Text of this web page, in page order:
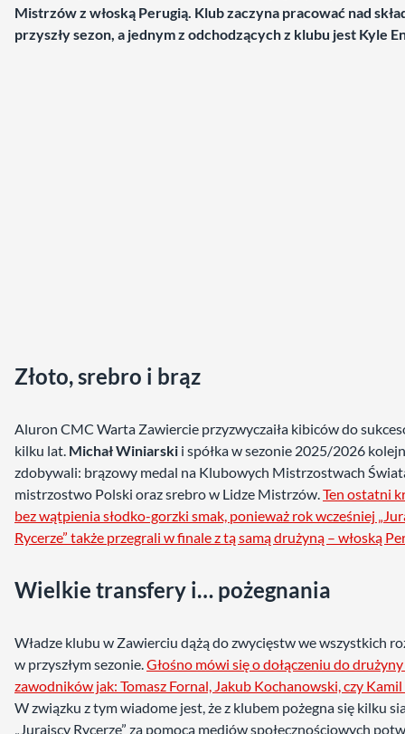
Mistrzów z włoską Perugią. Klub zaczyna pracować nad
przyszły sezon, a jednym z odchodzących z klubu jest Kyle
Złoto, srebro i brąz
Aluron CMC Warta Zawiercie przyzwyczaiła kibiców do
kilku lat. Michał Winiarski i spółka w sezonie 2025/2026
zdobywali: brązowy medal na Klubowych Mistrzostwach
mistrzostwo Polski oraz srebro w Lidze Mistrzów.Ten ostatni
bez wątpienia słodko-gorzki smak, ponieważ rok wcześniej
Rycerze” także przegrali w finale z tą samą drużyną – włoską
Wielkie transfery i… pożegnania
Władze klubu w Zawierciu dążą do zwycięstw we wszystkich
w przyszłym sezonie.Głośno mówi się o dołączeniu do
zawodników jak: Tomasz Fornal, Jakub Kochanowski, czy
W związku z tym wiadome jest, że z klubem pożegna się kilku
„Jurajscy Rycerze” za pomocą mediów społecznościowych